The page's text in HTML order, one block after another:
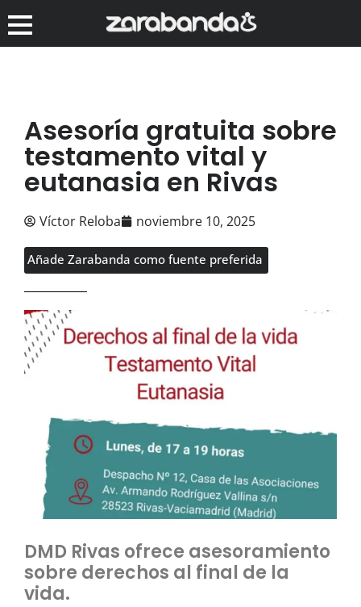
Asesoría gratuita sobre
testamento vital y
eutanasia en Rivas
Víctor Reloba noviembre 10, 2025
Añade Zarabanda como fuente preferida
DMD Rivas ofrece asesoramiento
sobre derechos al final de la
vida.